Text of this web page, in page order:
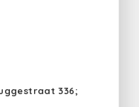
336;